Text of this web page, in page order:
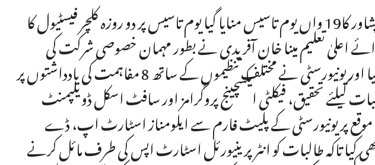
شہید بے نظیر بھٹو ویمن یونیورسٹی پشاور کا19 واں یوم تاسیس منایا گیا یوم تاسیس پر دو روزہ کلچر فیسٹیول کا
اعلیٰ تعلیم مینا خان آفریدی نے بطور مہمان خصوصی شرکت کی
تقریب میں یوم تاسیس کا کیک کاٹا گیا اور یونیورسٹی نے مختلف تنظیموں کے ساتھ 8 مفاہمت کی یادداشتوں پر
کیلئے تحقیق، فیکلٹی ایکسچینج پروگرامز اور سافٹ اسکل ڈویلپمنٹ
موقع پر یونیورسٹی کے پلیٹ فارم سے ایلومناز اسٹارٹ اپ، ڈے
بھی کیا تاکہ طالبات کو انٹرپرینیورئل اسٹارٹ اپس کی طرف مائل کرنے